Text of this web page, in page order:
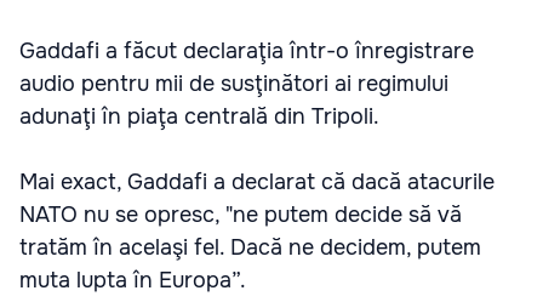
Gaddafi a făcut declaraţia într-o înregistrare
audio pentru mii de susţinători ai regimului
adunaţi în piaţa centrală din Tripoli.
Mai exact, Gaddafi a declarat că dacă atacurile
NATO nu se opresc, "ne putem decide să vă
tratăm în acelaşi fel. Dacă ne decidem, putem
muta lupta în Europa”.